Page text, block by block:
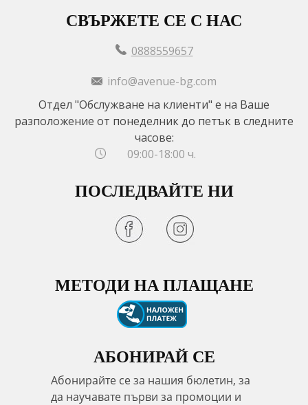
СВЪРЖЕТЕ СЕ С НАС
0888559657
info@avenue-bg.com
Отдел "Обслужване на клиенти" е на Ваше
разположение от понеделник до петък в следните
часове:
09:00-18:00 ч.
ПОСЛЕДВАЙТЕ НИ
МЕТОДИ НА ПЛАЩАНЕ
АБОНИРАЙ СЕ